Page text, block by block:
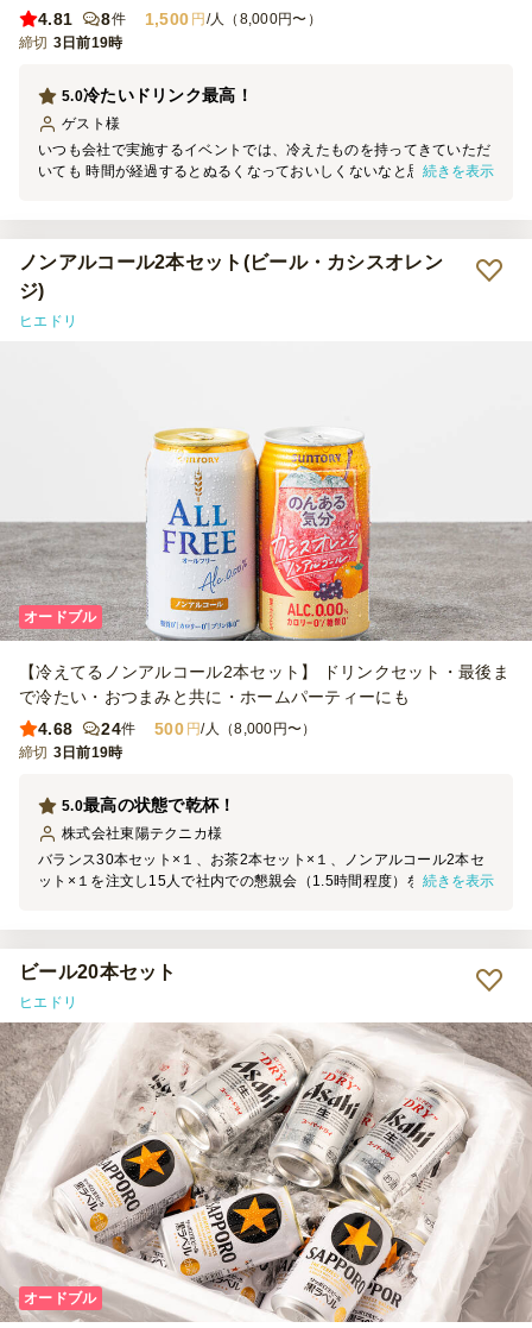
4.81
8件 1,500 円 /人（8,000円〜）
締切 3日前19時
冷たいドリンク最高！
5.0
ゲスト 様
いつも会社で実施するイベントでは、冷えたものを持ってきていただ
いても 時間が経過するとぬるくなっておいしくないなと思っていま
続きを表示
ノンアルコール2本セット(ビール・カシスオレン
ジ)
ヒエドリ
オードブル
【冷えてるノンアルコール2本セット】 ドリンクセット・最後ま
で冷たい・おつまみと共に・ホームパーティーにも
4.68
24件 500 円/人（8,000円〜）
締切 3日前19時
最高の状態で乾杯！
5.0
株式会社東陽テクニカ様
バランス30本セット×１、お茶2本セット×１、ノンアルコール2本セ
ット×１を注文し15人で社内での懇親会（1.5時間程度）を行いまし
状態は 暑いこの季節、最高に美味しそうに見えます。また利用させ
ていただきます。
続きを表示
ビール20本セット
ヒエドリ
オードブル